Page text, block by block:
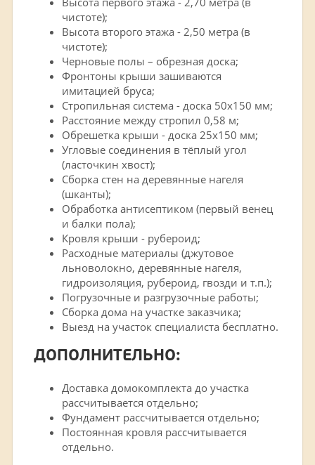
чистоте);
Высота второго этажа - 2,50 метра (в
чистоте);
Черновые полы – обрезная доска;
Фронтоны крыши зашиваются
имитацией бруса;
Стропильная система - доска 50х150 мм;
Расстояние между стропил 0,58 м;
Обрешетка крыши - доска 25х150 мм;
Угловые соединения в тёплый угол
(ласточкин хвост);
Сборка стен на деревянные нагеля
(шканты);
Обработка антисептиком (первый венец
и балки пола);
Кровля крыши - рубероид;
Расходные материалы (джутовое
льноволокно, деревянные нагеля,
гидроизоляция, рубероид, гвозди и т.п.);
Погрузочные и разгрузочные работы;
Сборка дома на участке заказчика;
Выезд на участок специалиста бесплатно.
ДОПОЛНИТЕЛЬНО:
Доставка домокомплекта до участка
рассчитывается отдельно;
Фундамент рассчитывается отдельно;
Постоянная кровля рассчитывается
отдельно.